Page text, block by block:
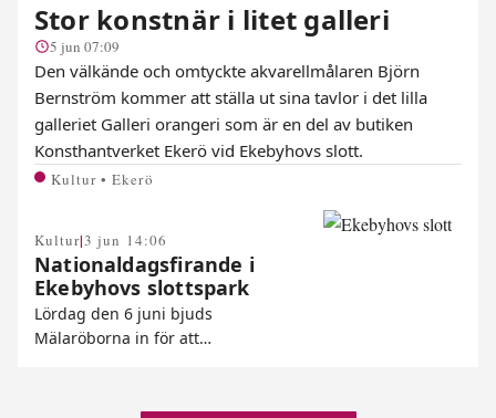
Stor konstnär i litet galleri
5 jun 07:09
Den välkände och omtyckte akvarellmålaren Björn
Bernström kommer att ställa ut sina tavlor i det lilla
galleriet Galleri orangeri som är en del av butiken
Konsthantverket Ekerö vid Ekebyhovs slott.
Kultur • Ekerö
Kultur|3 jun 14:06
Nationaldagsfirande i
Ekebyhovs slottspark
Lördag den 6 juni bjuds
Mälaröborna in för att…